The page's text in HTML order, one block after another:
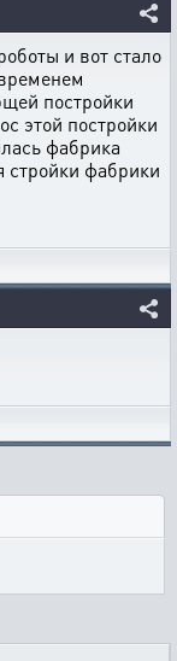
и вот стало
постройки
этой постройки
фабрика
стройки фабрики